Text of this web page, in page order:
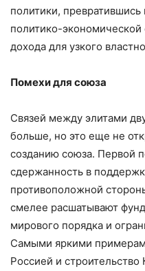
политики,
политико-
дохода для узкого
Помехи для союза
Связей между элитами
больше, но это еще не
созданию союза. Первой
сдержанность в
противоположной
смелее расшатывают
мирового порядка и
Самыми яркими
Россией и